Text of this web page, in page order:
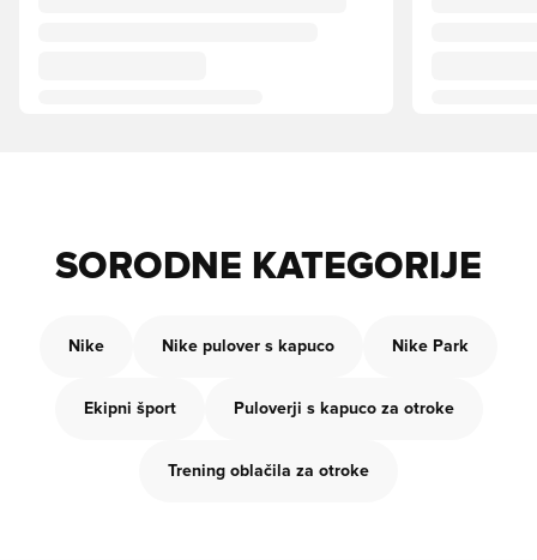
SORODNE KATEGORIJE
Nike Nike pulover s kapuco Nike Park
Ekipni šport Puloverji s kapuco za otroke
Trening oblačila za otroke